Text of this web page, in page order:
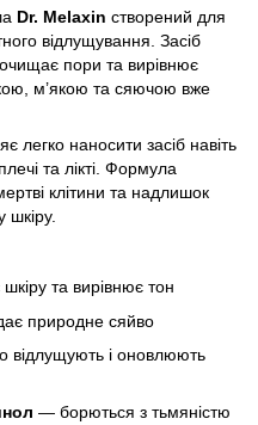
Dr. Melaxin створений для
відлущування. Засіб
очищає пори та вирівнює
м’якою та сяючою вже
легко наносити засіб навіть
та лікті. Формула
клітини та надлишок
шкіру.
та вирівнює тон
природне сяйво
відлущують і оновлюють
— борються з тьмяністю